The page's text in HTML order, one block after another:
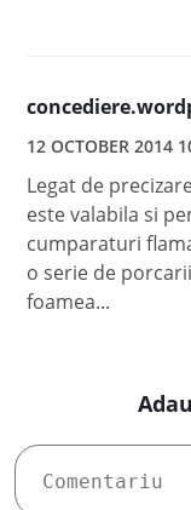
12 OCTOBER 2014
Legat de
este valabila si
cumparaturi
o serie de
foamea...